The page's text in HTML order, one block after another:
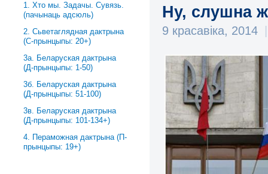
Ну, слушна
9 красавіка, 2014 |
1. Хто мы. Задачы. Сувязь.
(пачынаць адсюль)
2. Сьветаглядная дактрына
(С-прынцыпы: 20+)
3a. Беларуская дактрына
(Д-прынцыпы: 1-50)
3б. Беларуская дактрына
(Д-прынцыпы: 51-100)
3в. Беларуская дактрына
(Д-прынцыпы: 101-134+)
4. Пераможная дактрына (П-
прынцыпы: 19+)